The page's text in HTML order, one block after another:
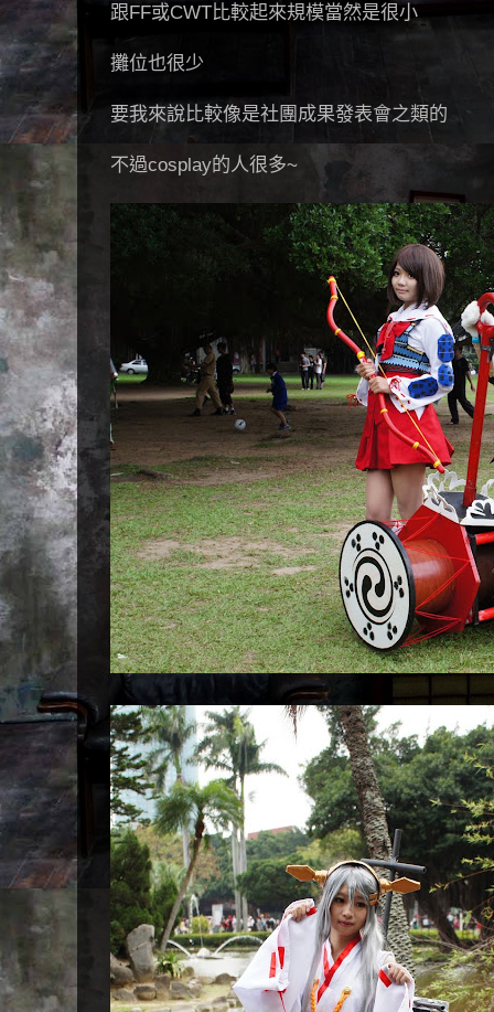
跟FF或CWT比較起來規模當然是很小
攤位也很少
要我來說比較像是社團成果發表會之類的
不過cosplay的人很多~